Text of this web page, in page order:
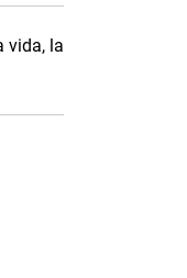
vida, la